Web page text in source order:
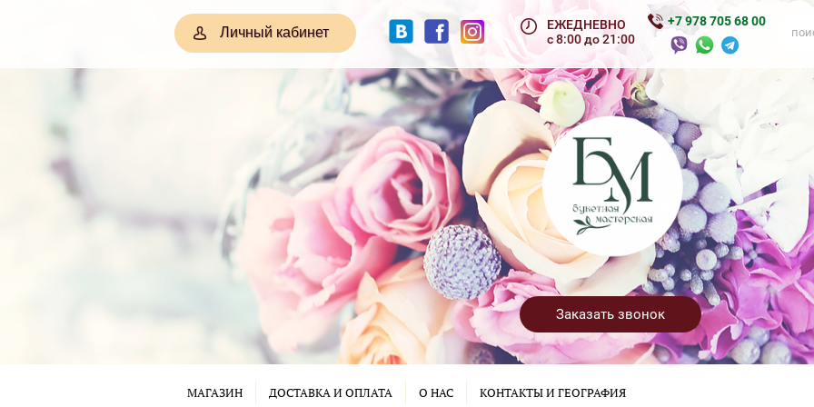
Личный кабинет
ЕЖЕДНЕВНО
с 8:00 до 21:00
+7 978 705 68 00
Заказать звонок
МАГАЗИН ДОСТАВКА И ОПЛАТА О НАС КОНТАКТЫ И ГЕОГРАФИЯ